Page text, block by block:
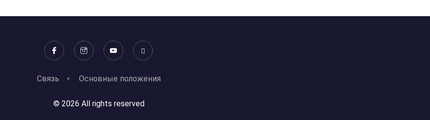
Связь Основные положения
© 2026 All rights reserved